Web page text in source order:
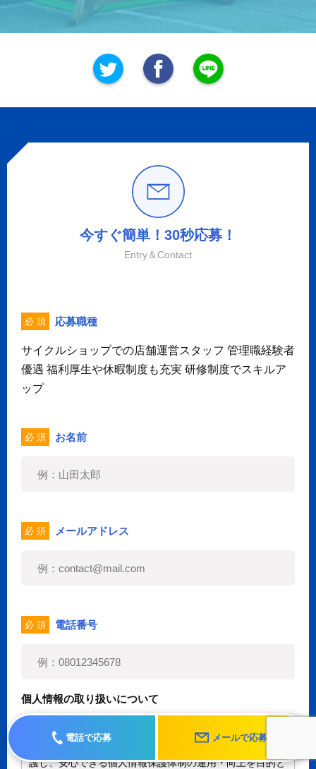
今すぐ簡単！30秒応募！
Entry＆Contact
必 須 応募職種
サイクルショップでの店舗運営スタッフ 管理職経験者
優遇 福利厚生や休暇制度も充実 研修制度でスキルア
ップ
必 須 お名前
必 須 メールアドレス
必 須 電話番号
個人情報の取り扱いについて
本ウェブサイトにおける個人情報の取り扱いについて、個
人情報保護に関する法令を遵守し、これを適切に管理、保
護し、安心できる個人情報保護体制の運用・向上を目的と
電話で応募 メールで応募